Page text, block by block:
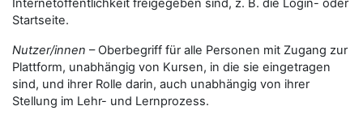
Internetöffentlichkeit freigegeben sind, z. B. die Login- oder
Startseite.
Nutzer/innen – Oberbegriff für alle Personen mit Zugang zur
Plattform, unabhängig von Kursen, in die sie eingetragen
sind, und ihrer Rolle darin, auch unabhängig von ihrer
Stellung im Lehr- und Lernprozess.